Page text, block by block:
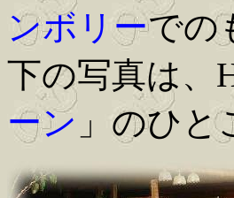
ンボリーでの
下の写真は、
ーン 」のひと